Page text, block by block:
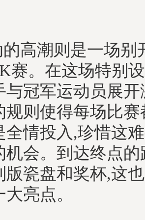
高潮则是一场别
赛。在这场特别
与冠军运动员展
规则使得每场比
全情投入,珍惜这
机会。到达终点
版瓷盘和奖杯,这
亮点。